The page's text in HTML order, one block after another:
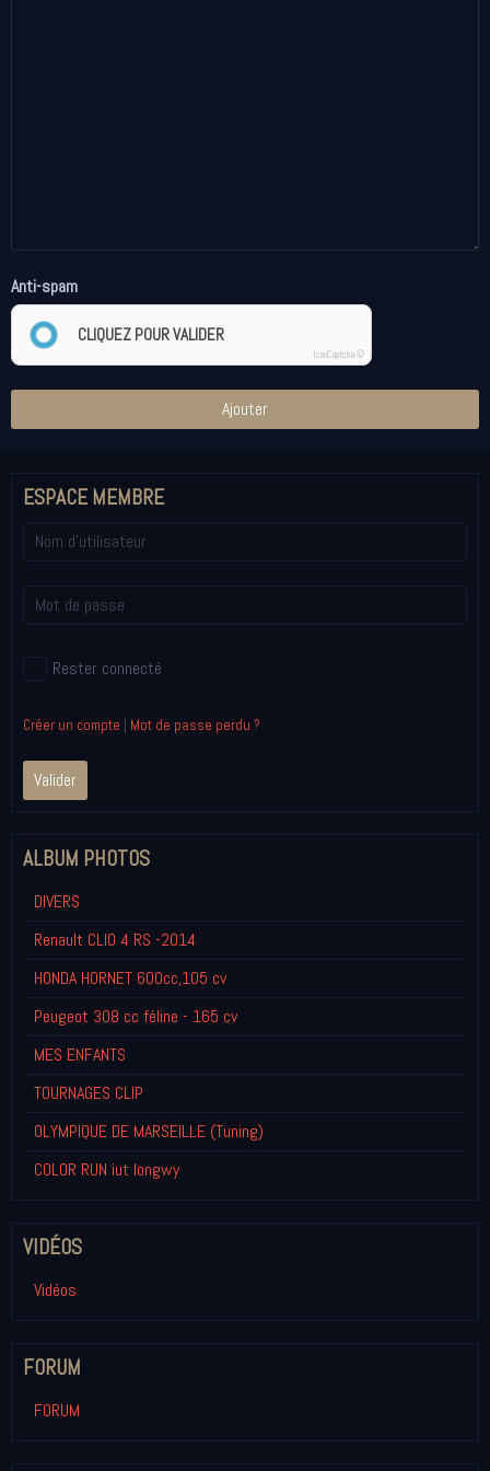
Anti-spam
CLIQUEZ POUR VALIDER
IconCaptcha ©
Ajouter
ESPACE MEMBRE
Rester connecté
Créer un compte | Mot de passe perdu ?
Valider
ALBUM PHOTOS
DIVERS
Renault CLIO 4 RS -2014
HONDA HORNET 600cc,105 cv
Peugeot 308 cc féline - 165 cv
MES ENFANTS
TOURNAGES CLIP
OLYMPIQUE DE MARSEILLE (Tuning)
COLOR RUN iut longwy
VIDÉOS
Vidéos
FORUM
FORUM